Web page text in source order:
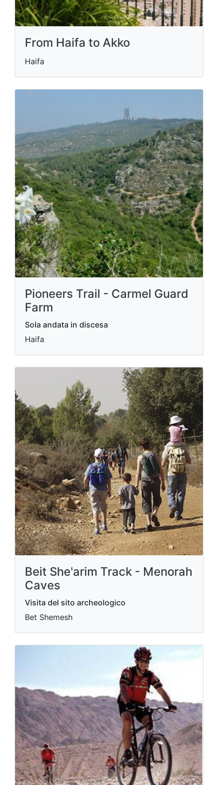
From Haifa to Akko
Haifa
Pioneers Trail - Carmel Guard
Farm
Sola andata in discesa
Haifa
Beit She'arim Track - Menorah
Caves
Visita del sito archeologico
Bet Shemesh